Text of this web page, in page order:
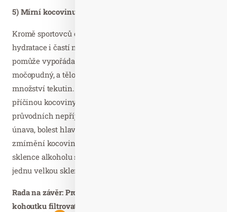
5) Mírní kocovinu
Kromě sportovců ocení pozitivní účinky dostatečné
hydratace i častí návštěvníci barů a výčepů, kterým
pomůže vypořádat se s kocovinou. Alkohol je totiž
močopudný, a tělo tak jeho působením ztrácí značné
množství tekutin. Následná dehydratace sice není hlavní
příčinou kocoviny, ale podílí se jak na ní, tak i na
průvodních nepříjemných projevech, jako je žízeň,
únava, bolest hlavy a pocit suchosti v ústech. Pro
zmírnění kocoviny doporučují odborníci vypít po každé
sklence alkoholu sklenku vody a dát si pak ještě alespoň
jednu velkou sklenici vody před usnutím.
Rada na závěr: Pro dlouhodobé pití je dobré vodu z
kohoutku filtrovat